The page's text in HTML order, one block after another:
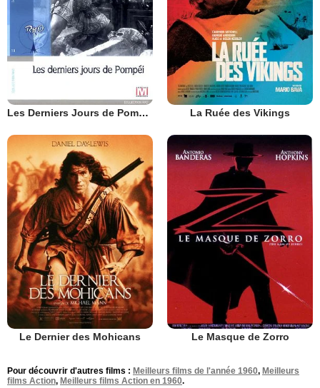
Les Derniers Jours de Pompei La Ruée des Vikings
Le Dernier des Mohicans Le Masque de Zorro
Pour découvrir d'autres films : Meilleurs films de l'année 1960, Meilleurs
films Action, Meilleurs films Action en 1960.